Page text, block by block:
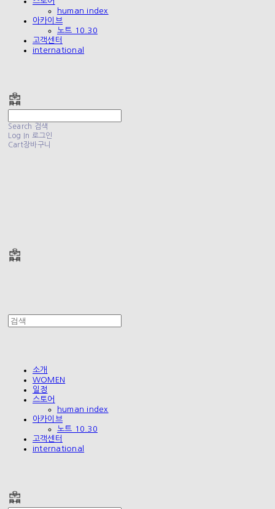
human index
아카이브
노트 10.30
고객센터
international
Search 검색
Log In 로그인
Cart장바구니
소개
WOMEN
일정
스토어
human index
아카이브
노트 10.30
고객센터
international